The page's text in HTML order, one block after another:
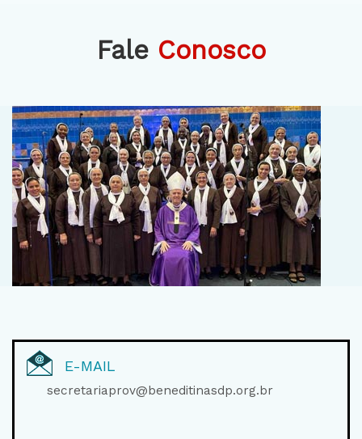
Fale Conosco
E-MAIL
secretariaprov@beneditinasdp.org.br